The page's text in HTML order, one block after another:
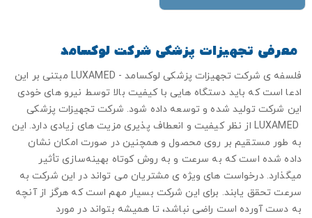
معرفی تجهیزات پزشکی شرکت لوکسامد
فلسفه ی شرکت تجهیزات پزشکی لوکسامد - LUXAMED مبتنی بر این
ادعا است که باید دستگاه هایی با کیفیت بالا توسط نیرو های خودی
این شرکت تولید شده و توسعه داده شود. شرکت تجهیزات پزشکی
LUXAMED از نظر کیفیت و انعطاف پذیری مزیت های زیادی دارد. این
به طور مستقیم بر روی محصول و همچنین در صورت امکان نشان
داده شده است که به سرعت و به روش کوتاه بهینه‌سازی تأثیر
میگذارد. درخواست های ویژه ی مشتریان می تواند در این شرکت به
سرعت تحقق یابند. برای این شرکت بسیار مهم است که هرگز از آنچه
به دست آورده است راضی نباشد، تا همیشه بتواند در مورد